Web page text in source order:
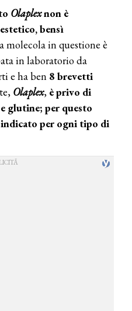
Olaplexnon è
bensì
molecola in questione è
in laboratorio da
e ha ben 8 brevetti
Olaplex, è privo di
glutine; per questo
per ogni tipo di